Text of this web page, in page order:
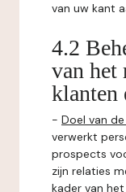
van uw kant
4.2
van het
klanten
- Doel van
verwerkt
prospects
zijn relaties
kader van